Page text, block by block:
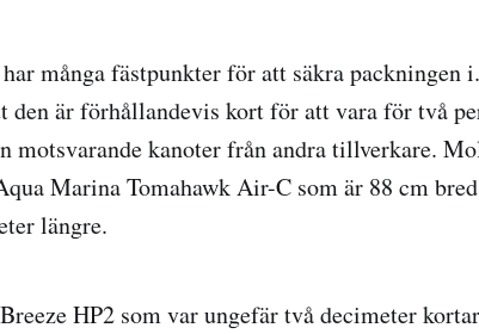
många fästpunkter för att säkra packningen
den är förhållandevis kort för att vara för två
motsvarande kanoter från andra tillverkare.
Marina Tomahawk Air-C som är 88 cm
längre.
HP2 som var ungefär två decimeter